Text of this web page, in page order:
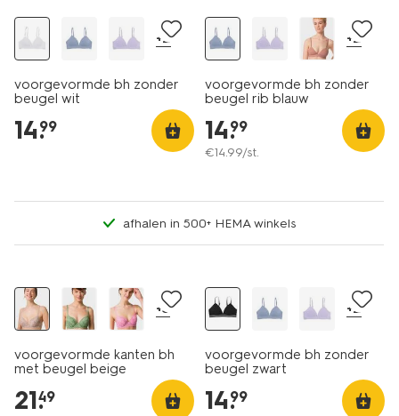
+2
voorgevormde bh zonder
beugel wit
14.
99
+2
voorgevormde bh zonder
beugel rib blauw
14.
99
€14.99/st.
afhalen in 500+ HEMA winkels
+3
voorgevormde kanten bh
met beugel beige
21.
49
+2
voorgevormde bh zonder
beugel zwart
14.
99